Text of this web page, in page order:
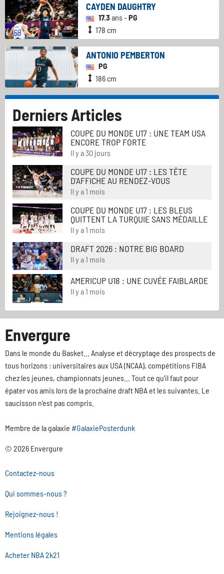
CAYDEN DAUGHTRY
17.3ans - PG
178 cm
ANTONIO PEMBERTON
PG
186 cm
Derniers Articles
COUPE DU MONDE U17 : UNE TEAM USA
ENCORE TROP FORTE
Il y a 30 jours
COUPE DU MONDE U17 : LES TÊTE
D'AFFICHE AU RENDEZ-VOUS
Il y a 1 mois
COUPE DU MONDE U17 : LES BLEUS
QUITTENT LA TURQUIE SANS MÉDAILLE
Il y a 1 mois
DRAFT 2026 : NOTRE BIG BOARD
Il y a 1 mois
AMERICUP U18 : UNE CUVÉE FAIBLARDE
Il y a 1 mois
Envergure
Dans le monde du Basket... Analyse et décryptage des prospects de
tous horizons : universitaires aux USA (NCAA), compétitions FIBA
chez les jeunes, championnats jeunes... Tout ce qu'il faut pour
épater vos amis lors de la prochaine draft NBA et les suivantes. Le
saucisson n'est pas compris.
Membre de la galaxie #GalaxiePosterdunk
© 2026 Envergure
Contactez-nous
Qui sommes-nous ?
Rejoignez-nous !
Mentions légales
Acheter NBA 2k21